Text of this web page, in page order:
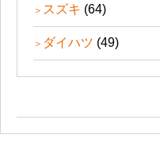
スズキ (64)
ダイハツ (49)